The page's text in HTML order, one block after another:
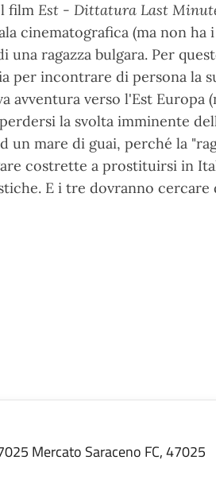
film Est - Dittatura Last
cinematografica (ma non ha
ragazza bulgara. Per
per incontrare di persona la
avventura verso l'Est Europa
la svolta imminente
un mare di guai, perché la
costrette a prostituirsi in
E i tre dovranno cercare
Mercato Saraceno FC, 47025